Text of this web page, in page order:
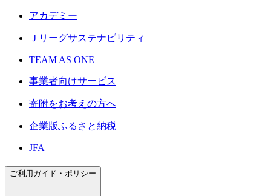
アカデミー
Ｊリーグサステナビリティ
TEAM AS ONE
事業者向けサービス
寄附をお考えの方へ
企業版ふるさと納税
JFA
ご利用ガイド・ポリシー